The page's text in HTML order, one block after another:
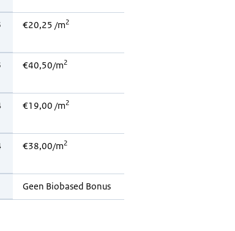
€20,25 /m2
€40,50/m2
€19,00 /m2
€38,00/m2
Geen Biobased Bonus